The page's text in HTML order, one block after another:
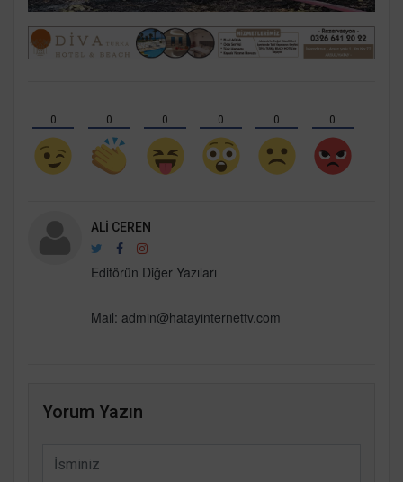
0 0 0 0 0 0
ALI CEREN
Editörün Diğer Yazıları
Mail: admin@hatayinternettv.com
Yorum Yazın